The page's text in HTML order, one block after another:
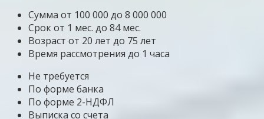
Сумма от 100 000 до 8 000 000
Срок от 1 мес. до 84 мес.
Возраст от 20 лет до 75 лет
Время рассмотрения до 1 часа
Не требуется
По форме банка
По форме 2-НДФЛ
Выписка со счета